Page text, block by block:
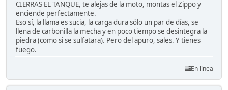
CIERRAS EL TANQUE, te alejas de la moto, montas el Zippo y
enciende perfectamente.
Eso sí, la llama es sucia, la carga dura sólo un par de días, se
llena de carbonilla la mecha y en poco tiempo se desintegra la
piedra (como si se sulfatara). Pero del apuro, sales. Y tienes
fuego.
En línea